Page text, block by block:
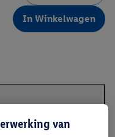
In Winkelwagen
van